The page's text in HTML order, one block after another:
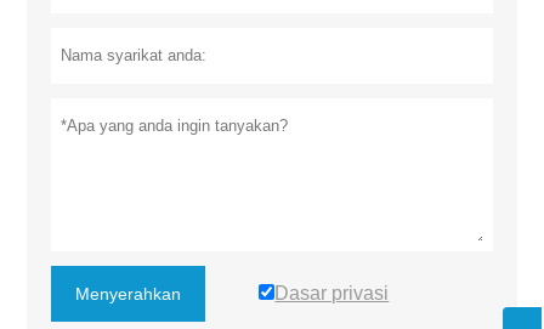
Menyerahkan Dasar privasi